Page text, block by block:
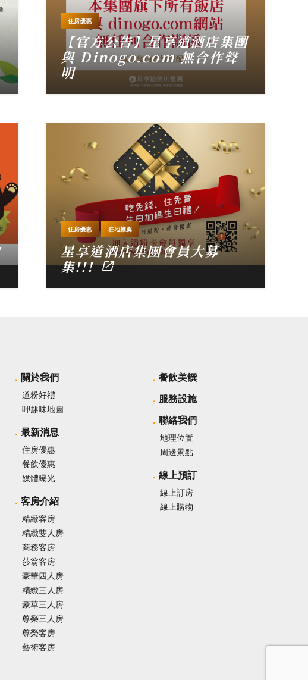
住房優惠
【官方公告】星享道酒店集團
與 Dinogo.com 無合作聲
明
住房優惠 在地推薦
星享道酒店集團會員大募
集!!!
關於我們
道粉好禮
呷趣味地圖
最新消息
住房優惠
餐飲優惠
媒體曝光
客房介紹
精緻客房
精緻雙人房
商務客房
莎翁客房
豪華四人房
精緻三人房
豪華三人房
尊榮三人房
尊榮客房
藝術客房
餐飲美饌
服務設施
聯絡我們
地理位置
周邊景點
線上預訂
線上訂房
線上購物